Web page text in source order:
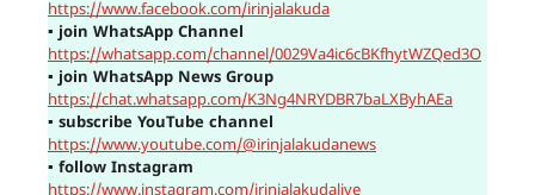
https://www.facebook.com/irinjalakuda
▪ join WhatsApp Channel
https://whatsapp.com/channel/0029Va4ic6cBKfhytWZQed3O
▪ join WhatsApp News Group
https://chat.whatsapp.com/K3Ng4NRYDBR7baLXByhAEa
▪ subscribe YouTube channel
https://www.youtube.com/@irinjalakudanews
▪ follow Instagram